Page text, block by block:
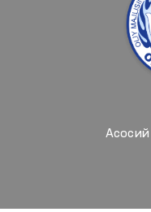
Aсосий